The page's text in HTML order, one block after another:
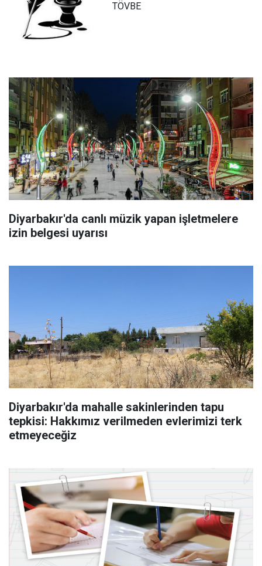
TÖVBE
Diyarbakır'da canlı müzik yapan işletmelere
izin belgesi uyarısı
Diyarbakır'da mahalle sakinlerinden tapu
tepkisi: Hakkımız verilmeden evlerimizi terk
etmeyeceğiz